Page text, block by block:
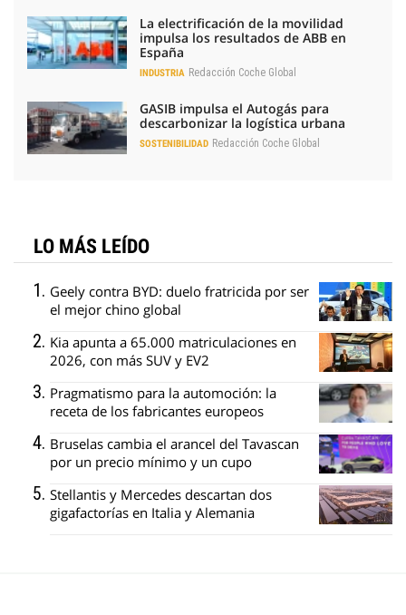
La electrificación de la movilidad
impulsa los resultados de ABB en
España
INDUSTRIA Redacción Coche Global
GASIB impulsa el Autogás para
descarbonizar la logística urbana
SOSTENIBILIDAD Redacción Coche Global
LO MÁS LEÍDO
Geely contra BYD: duelo fratricida por ser
el mejor chino global
Kia apunta a 65.000 matriculaciones en
2026, con más SUV y EV2
Pragmatismo para la automoción: la
receta de los fabricantes europeos
Bruselas cambia el arancel del Tavascan
por un precio mínimo y un cupo
Stellantis y Mercedes descartan dos
gigafactorías en Italia y Alemania